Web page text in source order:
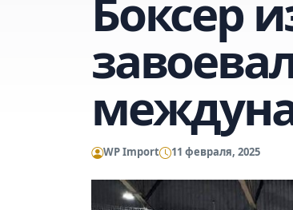
Боксер
WP Import 11 февраля, 2025